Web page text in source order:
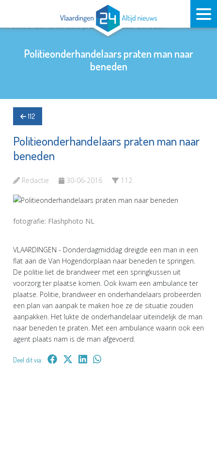
Politieonderhandelaars praten man naar
beneden
112
Politieonderhandelaars praten man naar
beneden
Redactie 30-06-2016 112
fotografie: Flashphoto NL
VLAARDINGEN - Donderdagmiddag dreigde een man in een
flat aan de Van Hogendorplaan naar beneden te springen.
De politie liet de brandweer met een springkussen uit
voorzorg ter plaatse komen. Ook kwam een ambulance ter
plaatse. Politie, brandweer en onderhandelaars probeerden
een plan van aanpak te maken hoe ze de situatie zouden
aanpakken. Het lukte de onderhandelaar uiteindelijk de man
naar beneden te praten. Met een ambulance waarin ook een
agent plaats nam is de man afgevoerd.
Deel dit via: